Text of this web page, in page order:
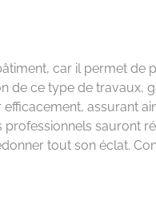
car il permet
de ce type de
assurant
sauront
tout son éclat.